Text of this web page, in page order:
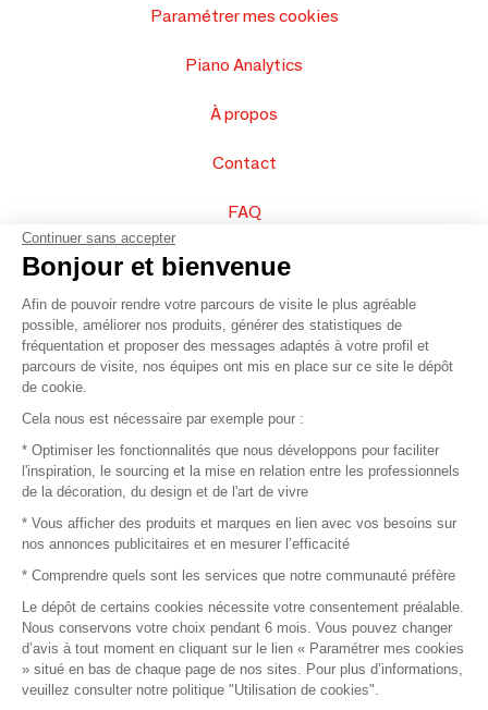
Paramétrer mes cookies
Piano Analytics
À propos
Contact
FAQ
Vendez vos produits
Plan du site
© 2016 –Organisation SAFI
Recrutement
Mentions légales
Conditions commerciales
Continuer sans accepter
Bonjour et bienvenue
Afin de pouvoir rendre votre parcours de visite le plus agréable
possible, améliorer nos produits, générer des statistiques de
fréquentation et proposer des messages adaptés à votre profil et
parcours de visite, nos équipes ont mis en place sur ce site le dépôt
de cookie.
Cela nous est nécessaire par exemple pour :
* Optimiser les fonctionnalités que nous développons pour faciliter
l'inspiration, le sourcing et la mise en relation entre les professionnels
de la décoration, du design et de l'art de vivre
* Vous afficher des produits et marques en lien avec vos besoins sur
nos annonces publicitaires et en mesurer l’efficacité
* Comprendre quels sont les services que notre communauté préfère
Le dépôt de certains cookies nécessite votre consentement préalable.
Nous conservons votre choix pendant 6 mois. Vous pouvez changer
d’avis à tout moment en cliquant sur le lien « Paramétrer mes cookies
» situé en bas de chaque page de nos sites. Pour plus d’informations,
veuillez consulter notre politique "Utilisation de cookies".